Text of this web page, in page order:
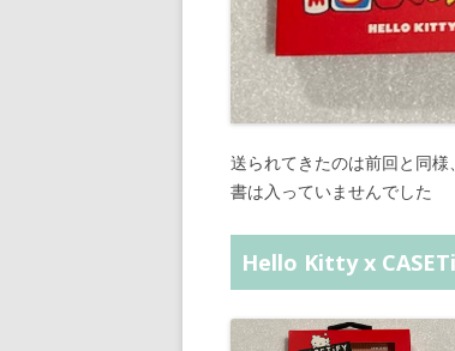
送られてきたのは前回と同
書は入っていませんでした
Hello Kitty x